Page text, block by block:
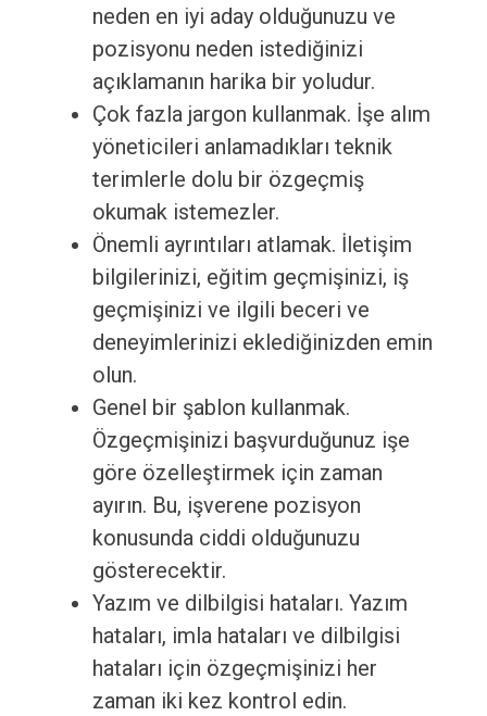
neden en iyi aday olduğunuzu ve
pozisyonu neden istediğinizi
açıklamanın harika bir yoludur.
Çok fazla jargon kullanmak. İşe alım
yöneticileri anlamadıkları teknik
terimlerle dolu bir özgeçmiş
okumak istemezler.
Önemli ayrıntıları atlamak. İletişim
bilgilerinizi, eğitim geçmişinizi, iş
geçmişinizi ve ilgili beceri ve
deneyimlerinizi eklediğinizden emin
olun.
Genel bir şablon kullanmak.
Özgeçmişinizi başvurduğunuz işe
göre özelleştirmek için zaman
ayırın. Bu, işverene pozisyon
konusunda ciddi olduğunuzu
gösterecektir.
Yazım ve dilbilgisi hataları. Yazım
hataları, imla hataları ve dilbilgisi
hataları için özgeçmişinizi her
zaman iki kez kontrol edin.